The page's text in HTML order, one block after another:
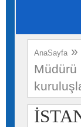
AnaSayfa »
Müdürü